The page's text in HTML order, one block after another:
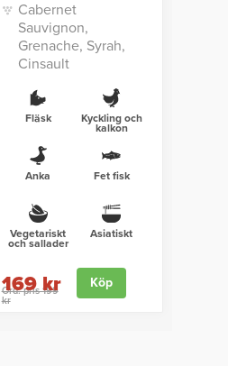
Cabernet
Sauvignon,
Grenache, Syrah,
Cinsault
Fläsk Kyckling och
kalkon
Anka Fet fisk
Vegetariskt
och sallader
Asiatiskt
Ord. pris 199
kr
169 kr Köp